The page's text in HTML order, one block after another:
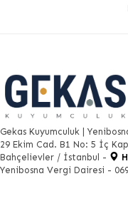
Gekas Kuyumculuk |
29 Ekim Cad. B1 No: 5 İç
Bahçelievler / İstanbul -
Yenibosna Vergi Dairesi -